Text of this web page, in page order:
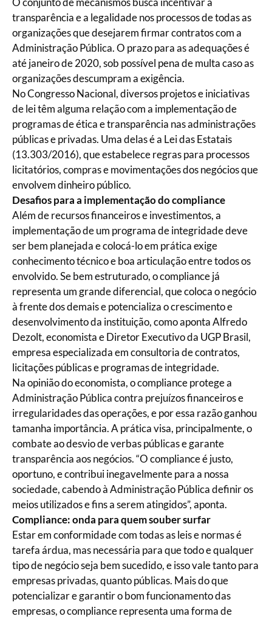
transparência e a legalidade nos processos de todas as
organizações que desejarem firmar contratos com a
Administração Pública. O prazo para as adequações é
até janeiro de 2020, sob possível pena de multa caso as
organizações descumpram a exigência.
No Congresso Nacional, diversos projetos e iniciativas
de lei têm alguma relação com a implementação de
programas de ética e transparência nas administrações
públicas e privadas. Uma delas é a Lei das Estatais
(13.303/2016), que estabelece regras para processos
licitatórios, compras e movimentações dos negócios que
envolvem dinheiro público.
Desafios para a implementação do compliance
Além de recursos financeiros e investimentos, a
implementação de um programa de integridade deve
ser bem planejada e colocá-lo em prática exige
conhecimento técnico e boa articulação entre todos os
envolvido. Se bem estruturado, o compliance já
representa um grande diferencial, que coloca o negócio
à frente dos demais e potencializa o crescimento e
desenvolvimento da instituição, como aponta Alfredo
Dezolt, economista e Diretor Executivo da UGP Brasil,
empresa especializada em consultoria de contratos,
licitações públicas e programas de integridade.
Na opinião do economista, o compliance protege a
Administração Pública contra prejuízos financeiros e
irregularidades das operações, e por essa razão ganhou
tamanha importância. A prática visa, principalmente, o
combate ao desvio de verbas públicas e garante
transparência aos negócios. “O compliance é justo,
oportuno, e contribui inegavelmente para a nossa
sociedade, cabendo à Administração Pública definir os
meios utilizados e fins a serem atingidos”, aponta.
Compliance: onda para quem souber surfar
Estar em conformidade com todas as leis e normas é
tarefa árdua, mas necessária para que todo e qualquer
tipo de negócio seja bem sucedido, e isso vale tanto para
empresas privadas, quanto públicas. Mais do que
potencializar e garantir o bom funcionamento das
empresas, o compliance representa uma forma de